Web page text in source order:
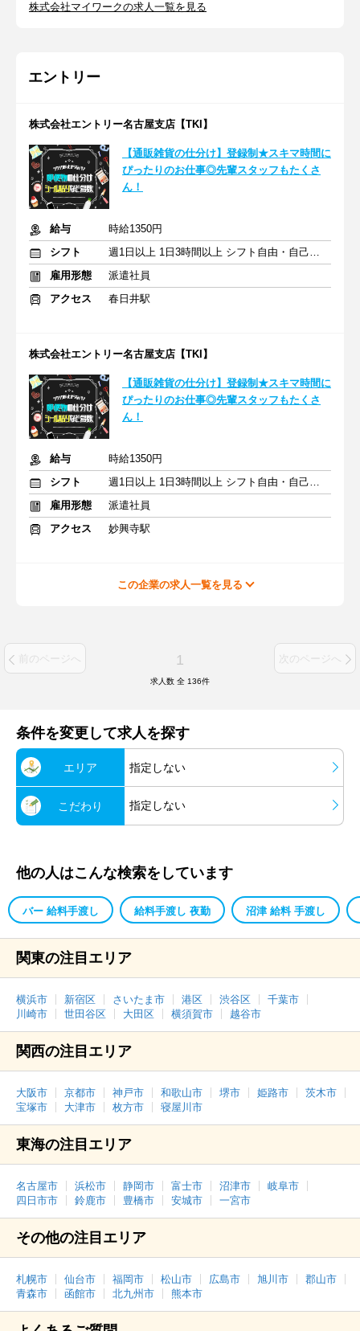
株式会社マイワークの求人一覧を見る
エントリー
株式会社エントリー名古屋支店【TKI】
【通販雑貨の仕分け】登録制★スキマ時間に
ぴったりのお仕事◎先輩スタッフもたくさ
ん！
給与
時給1350円
シフト
週1日以上 1日3時間以上 シフト自由・自己申告
雇用形態
派遣社員
アクセス
春日井駅
株式会社エントリー名古屋支店【TKI】
【通販雑貨の仕分け】登録制★スキマ時間に
ぴったりのお仕事◎先輩スタッフもたくさ
ん！
給与
時給1350円
シフト
週1日以上 1日3時間以上 シフト自由・自己申告
雇用形態
派遣社員
アクセス
妙興寺駅
この企業の求人一覧を見る
前のページへ 1 次のページへ
求人数 全 136件
条件を変更して求人を探す
エリア 指定しない
こだわり 指定しない
他の人はこんな検索をしています
バー 給料手渡し 給料手渡し 夜勤 沼津 給料 手渡し
関東の注目エリア
横浜市 新宿区 さいたま市 港区 渋谷区
千葉市
川崎市
世田谷区 大田区 横須賀市 越谷市
関西の注目エリア
大阪市 京都市 神戸市 和歌山市 堺市 姫路市
茨木市
宝塚市
大津市 枚方市 寝屋川市
東海の注目エリア
名古屋市 浜松市 静岡市 富士市 沼津市
岐阜市
四日市市
鈴鹿市 豊橋市 安城市 一宮市
その他の注目エリア
札幌市 仙台市 福岡市 松山市 広島市 旭川市
郡山市
青森市
函館市 北九州市 熊本市